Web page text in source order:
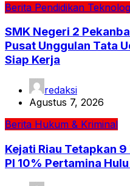
Berita Pendidikan
SMK Negeri 2
Pusat Unggulan Tata
Siap Kerja
redaksi
Agustus 7, 2026
Berita Hukum & Kriminal
Kejati Riau Tetapkan
PI 10% Pertamina